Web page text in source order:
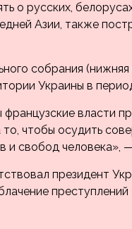
русских,
Азии, также
собрания
Украины в
власти
чтобы осудить
свобод человека»,
президент